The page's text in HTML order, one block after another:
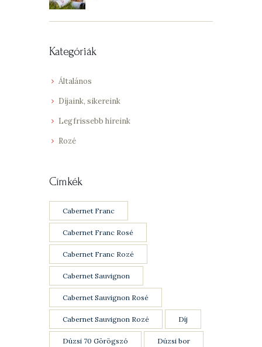
Kategóriák
Általános
Díjaink, sikereink
Legfrissebb híreink
Rozé
Címkék
Cabernet Franc
Cabernet Franc Rosé
Cabernet Franc Rozé
Cabernet Sauvignon
Cabernet Sauvignon Rosé
Cabernet Sauvignon Rozé Díj
Dúzsi 70 Görögszó Dúzsi bor